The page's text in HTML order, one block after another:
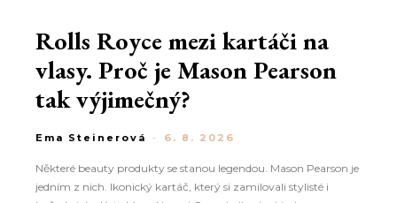
Rolls Royce mezi kartáči na
vlasy. Proč je Mason Pearson
tak výjimečný?
Ema Steinerová - 6. 8. 2026
Některé beauty produkty se stanou legendou. Mason Pearson je
jedním z nich. Ikonický kartáč, který si zamilovali stylisté i